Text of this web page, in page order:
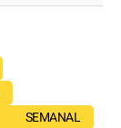
SEMANAL